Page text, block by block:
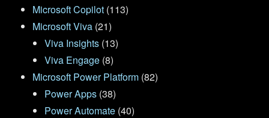
Microsoft Copilot (113)
Microsoft Viva (21)
Viva Insights (13)
Viva Engage (8)
Microsoft Power Platform (82)
Power Apps (38)
Power Automate (40)